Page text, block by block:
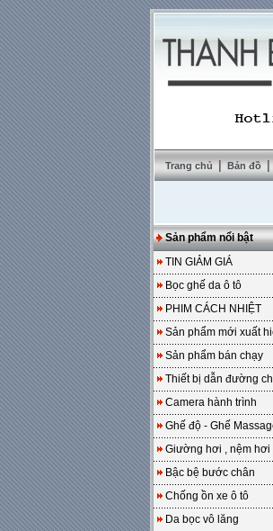
Trang chủ | Bản đồ |
Sản phẩm nổi bật
TIN GIẢM GIÁ
Bọc ghế da ô tô
PHIM CÁCH NHIỆT
Sản phẩm mới xuất
Sản phẩm bán chạy
Thiết bị dẫn đường
Camera hành trình
Ghế độ - Ghế
Giường hơi , nệm hơi
Bậc bệ bước chân
Chống ồn xe ô tô
Da bọc vô lăng